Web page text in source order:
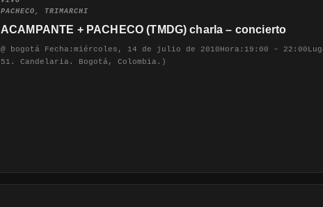
PACHECO, TRIMARCHI
ACAMPANTE + PACHECO (TMDG) charla – concierto
@ bogotá Fecha:miércoles, 14 de julio de 2010Hora:19:00 –
51. Candelaria. Bogotá, Colombia.)